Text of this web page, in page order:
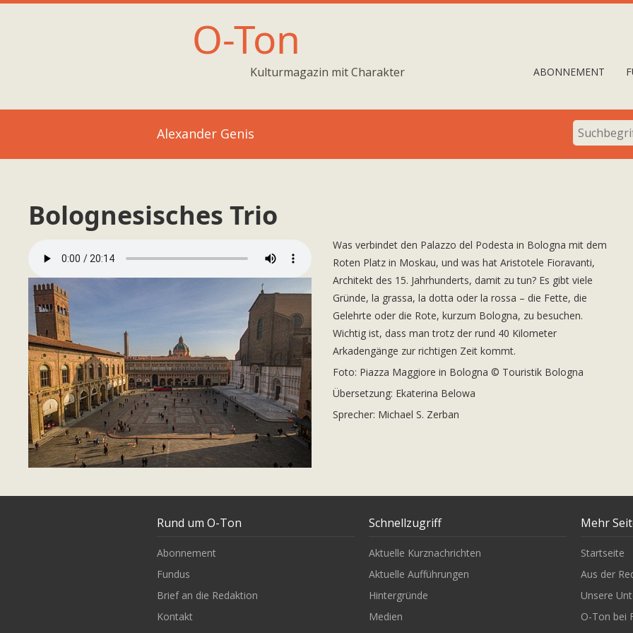
O-Ton
Kulturmagazin mit Charakter ABONNEMENT
Alexander Genis
Bolognesisches Trio
Was verbindet den Palazzo del Podesta in Bologna mit dem
Roten Platz in Moskau, und was hat Aristotele Fioravanti,
Architekt des 15. Jahrhunderts, damit zu tun? Es gibt viele
Gründe, la grassa, la dotta oder la rossa – die Fette, die
Gelehrte oder die Rote, kurzum Bologna, zu besuchen.
Wichtig ist, dass man trotz der rund 40 Kilometer
Arkadengänge zur richtigen Zeit kommt.
Foto: Piazza Maggiore in Bologna © Touristik Bologna
Übersetzung: Ekaterina Belowa
Sprecher: Michael S. Zerban
Rund um O-Ton
Abonnement
Fundus
Brief an die Redaktion
Kontakt
Schnellzugriff
Aktuelle Kurznachrichten
Aktuelle Aufführungen
Hintergründe
Medien
Mehr
Startseite
Aus der
Unsere
O-Ton bei